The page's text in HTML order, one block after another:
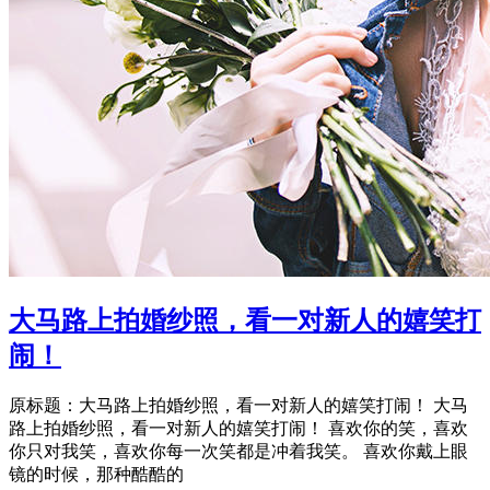
大马路上拍婚纱照，看一对新人的嬉笑打
闹！
原标题：大马路上拍婚纱照，看一对新人的嬉笑打闹！ 大马
路上拍婚纱照，看一对新人的嬉笑打闹！ 喜欢你的笑，喜欢
你只对我笑，喜欢你每一次笑都是冲着我笑。 喜欢你戴上眼
镜的时候，那种酷酷的